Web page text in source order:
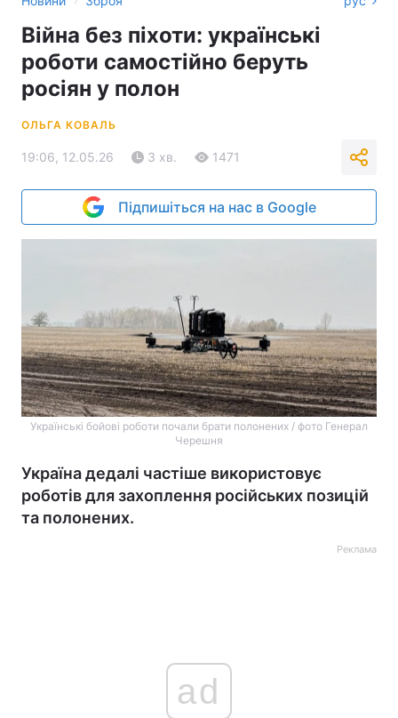
Війна без піхоти: українські
роботи самостійно беруть
росіян у полон
ОЛЬГА КОВАЛЬ
19:06, 12.05.26 3 хв. 1471
Підпишіться на нас в Google
Українські бойові роботи почали брати полонених / фото Генерал
Черешня
Україна дедалі частіше використовує
роботів для захоплення російських позицій
та полонених.
Реклама
ad